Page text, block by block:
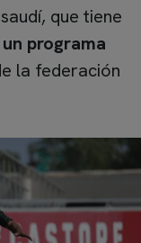
que tiene
programa
la federación